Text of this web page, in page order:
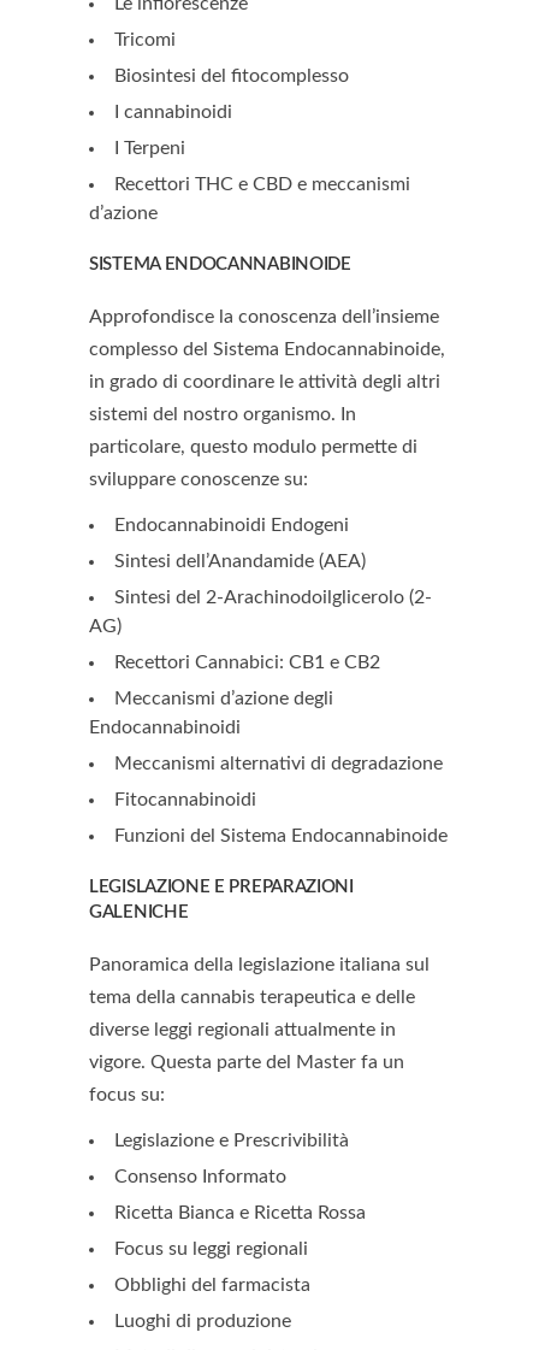
Tricomi
Biosintesi del fitocomplesso
I cannabinoidi
I Terpeni
Recettori THC e CBD e meccanismi
d’azione
SISTEMA ENDOCANNABINOIDE
Approfondisce la conoscenza dell’insieme
complesso del Sistema Endocannabinoide,
in grado di coordinare le attività degli altri
sistemi del nostro organismo. In
particolare, questo modulo permette di
sviluppare conoscenze su:
Endocannabinoidi Endogeni
Sintesi dell’Anandamide (AEA)
Sintesi del 2-Arachinodoilglicerolo (2-
AG)
Recettori Cannabici: CB1 e CB2
Meccanismi d’azione degli
Endocannabinoidi
Meccanismi alternativi di degradazione
Fitocannabinoidi
Funzioni del Sistema Endocannabinoide
LEGISLAZIONE E PREPARAZIONI
GALENICHE
Panoramica della legislazione italiana sul
tema della cannabis terapeutica e delle
diverse leggi regionali attualmente in
vigore. Questa parte del Master fa un
focus su:
Legislazione e Prescrivibilità
Consenso Informato
Ricetta Bianca e Ricetta Rossa
Focus su leggi regionali
Obblighi del farmacista
Luoghi di produzione